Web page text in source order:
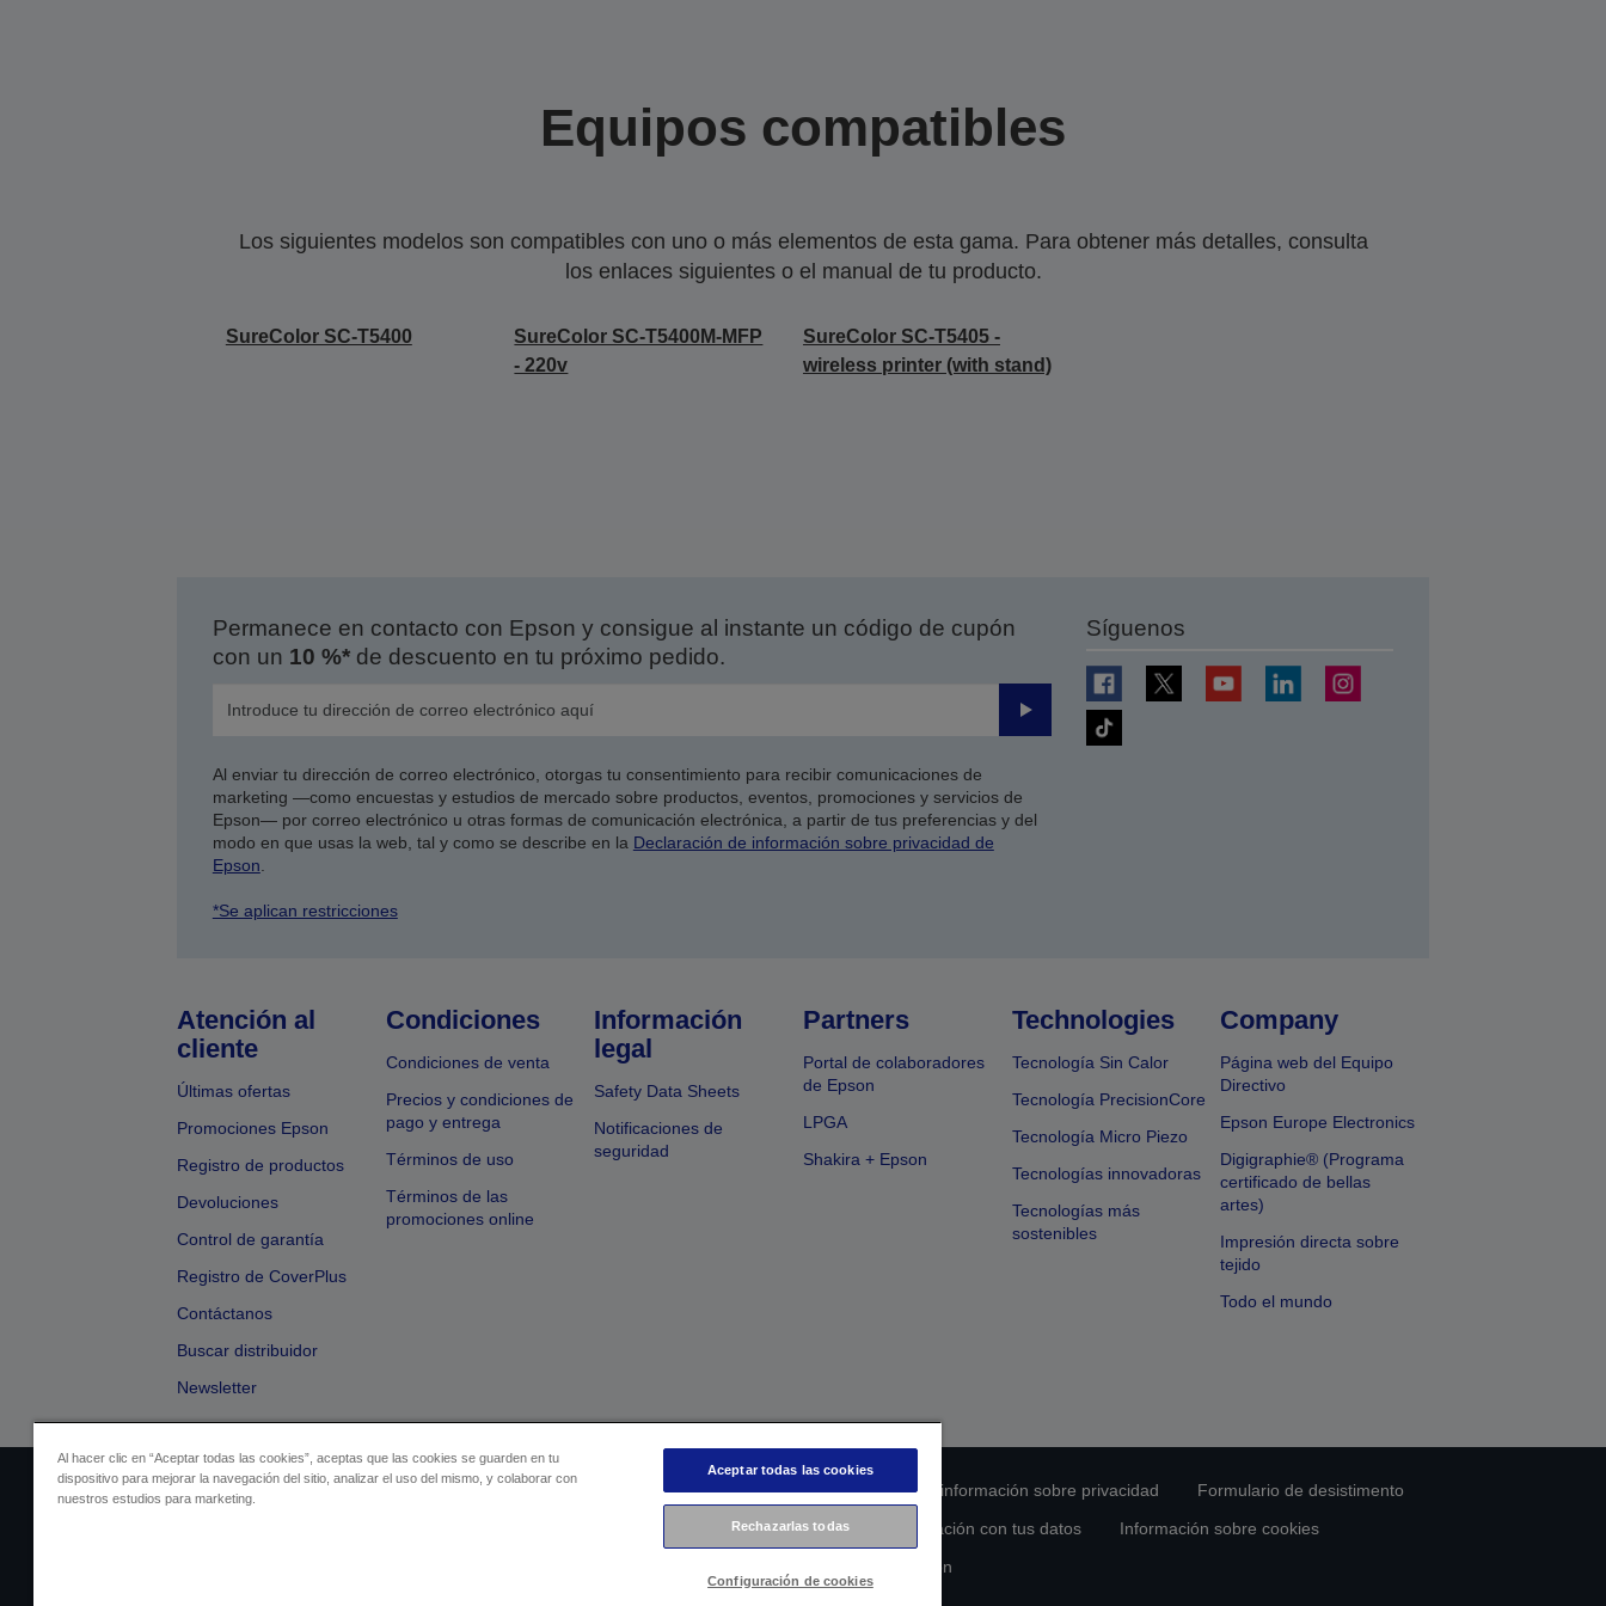
Equipos compatibles
Los siguientes modelos son compatibles con uno o más elementos de esta gama. Para obtener más detalles, consulta
los enlaces siguientes o el manual de tu producto.
SureColor SC-T5400
SureColor SC-T5400M-MFP
- 220v
SureColor SC-T5405 -
wireless printer (with stand)
Permanece en contacto con Epson y consigue al instante un código de cupón
con un 10 %*de descuento en tu próximo pedido.
Enviar
Al enviar tu dirección de correo electrónico, otorgas tu consentimiento para recibir comunicaciones de
marketing —como encuestas y estudios de mercado sobre productos, eventos, promociones y servicios de
Epson— por correo electrónico u otras formas de comunicación electrónica, a partir de tus preferencias y del
modo en que usas la web, tal y como se describe en la Declaración de información sobre privacidad de
Epson
*Se aplican restricciones
Síguenos
Atención al
cliente
Últimas ofertas
Promociones Epson
Registro de productos
Devoluciones
Control de garantía
Registro de CoverPlus
Contáctanos
Buscar distribuidor
Newsletter
Condiciones
Condiciones de venta
Precios y condiciones de
pago y entrega
Términos de uso
Términos de las
promociones online
Información
legal
Safety Data Sheets
Notificaciones de
seguridad
Partners
Portal de colaboradores
de Epson
LPGA
Shakira + Epson
Technologies
Tecnología Sin Calor
Tecnología PrecisionCore
Tecnología Micro Piezo
Tecnologías innovadoras
Tecnologías más
sostenibles
Company
Página web del Equipo
Directivo
Epson Europe Electronics
Digigraphie® (Programa
certificado de bellas
artes)
Impresión directa sobre
tejido
Todo el mundo
Identificación del vendedor Identificación de cumplimiento de los productos Declaración de información sobre privacidad
Formulario de desistimento
Ponte en contacto con nosotros en relación con tus datos
Información sobre cookies
Compromiso de accesibilidad de Epson
Al hacer clic en “Aceptar todas las cookies”, aceptas que las cookies se guarden en tu
dispositivo para mejorar la navegación del sitio, analizar el uso del mismo, y colaborar con
nuestros estudios para marketing.
Aceptar todas las cookies
Rechazarlas todas
Configuración de cookies